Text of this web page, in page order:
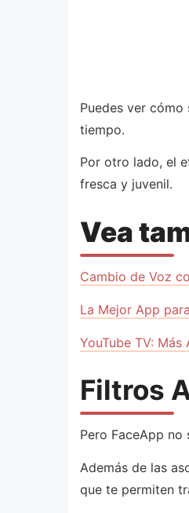
Puedes ver
tiempo.
Por otro lado, el
fresca y juvenil.
Vea
Cambio de Voz
La Mejor App
YouTube TV:
Filtros
Pero FaceApp no
Además de las
que te permiten